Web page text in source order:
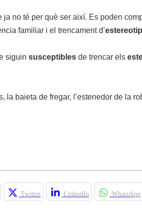
ja no té per què ser així. Es poden
familiar i el trencament d’
siguin susceptibles de trencar els
baieta de fregar, l’estenedor de la
Twitter LinkedIn WhatsApp